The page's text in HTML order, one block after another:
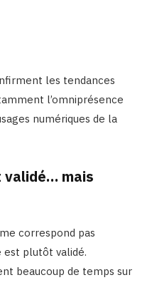
les tendances
l’omniprésence
numériques de la
validé… mais
correspond pas
plutôt validé.
beaucoup de temps sur